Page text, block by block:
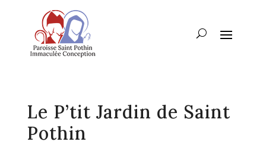
Le P’tit Jardin de Saint
Pothin